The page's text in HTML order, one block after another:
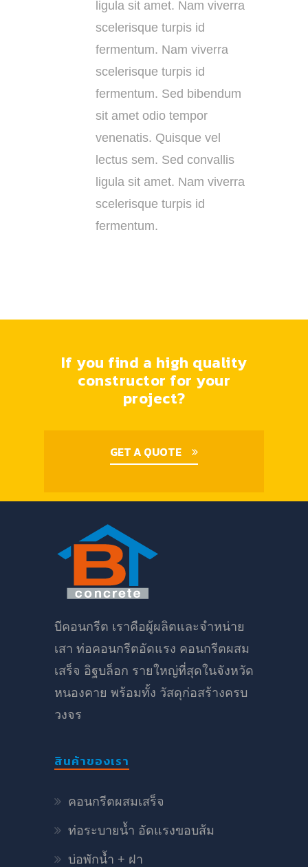
ligula sit amet. Nam viverra
scelerisque turpis id
fermentum. Nam viverra
scelerisque turpis id
fermentum. Sed bibendum
sit amet odio tempor
venenatis. Quisque vel
lectus sem. Sed convallis
ligula sit amet. Nam viverra
scelerisque turpis id
fermentum.
If you find a high quality
constructor for your
project?
GET A QUOTE
บีคอนกรีต เราคือผู้ผลิตและจำหน่าย
เสา ท่อคอนกรีตอัดแรง คอนกรีตผสม
เสร็จ อิฐบล็อก รายใหญ่ที่สุดในจังหวัด
หนองคาย พร้อมทั้ง วัสดุก่อสร้างครบ
วงจร
สินค้าของเรา
คอนกรีตผสมเสร็จ
ท่อระบายน้ำ อัดแรงขอบส้ม
บ่อพักน้ำ + ฝา